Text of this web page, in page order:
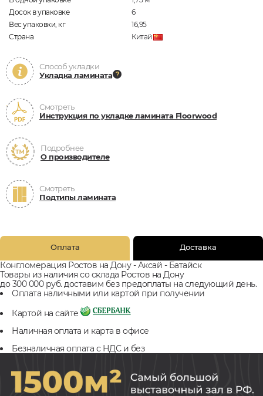
Досок в упаковке
6
Вес упаковки, кг
16,95
Страна
Китай
Способ укладки
Укладка ламината
Смотреть
Инструкция по укладке ламината Floorwood
Подробнее
О производителе
Смотреть
Подтипы ламината
Оплата Доставка
Конгломерация Ростов на Дону - Аксай - Батайск
Товары из наличия со склада Ростов на Дону
до 300 000 руб. доставим без предоплаты на следующий день.
Оплата наличными или картой при получении
Картой на сайте
Наличная оплата и карта в офисе
Безналичная оплата с НДС и без